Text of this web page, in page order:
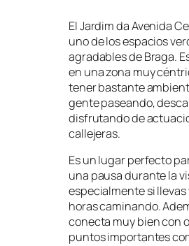
El Jardim da Avenida
uno de los espacios
agradables de Braga.
en una zona muy
tener bastante
gente paseando,
disfrutando de
callejeras.
Es un lugar perfecto
una pausa durante la
especialmente si llevas
horas caminando.
conecta muy bien con
puntos importantes